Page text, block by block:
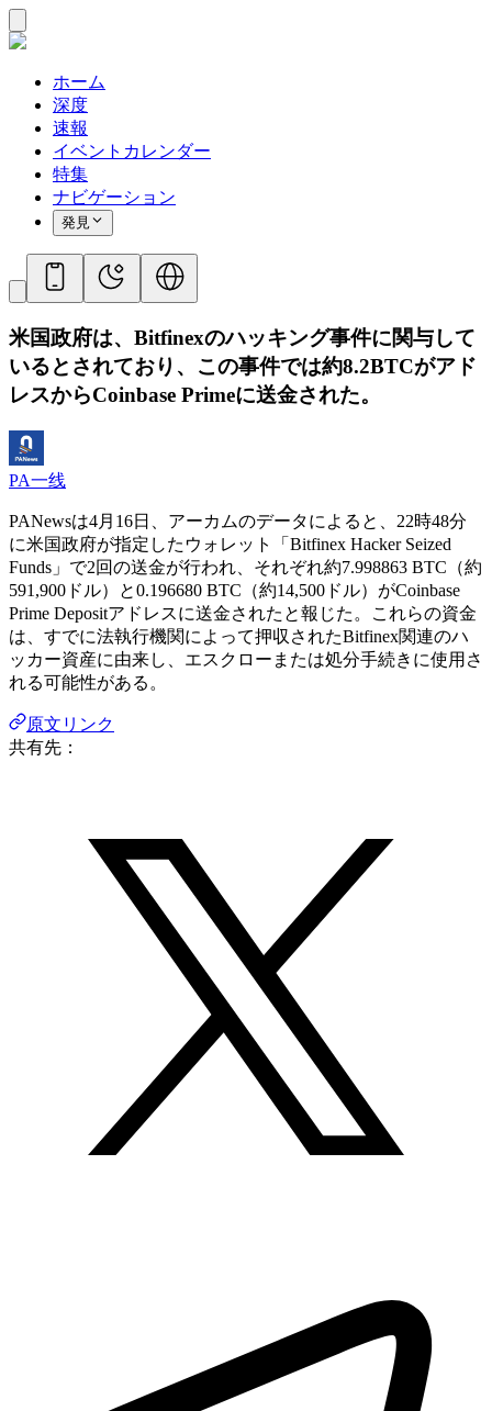
ホーム
深度
速報
イベントカレンダー
特集
ナビゲーション
発見
米国政府は、Bitfinexのハッキング事件に関与して
いるとされており、この事件では約8.2BTCがアド
レスからCoinbase Primeに送金された。
PA一线
PANewsは4月16日、アーカムのデータによると、22時48分
に米国政府が指定したウォレット「Bitfinex Hacker Seized
Funds」で2回の送金が行われ、それぞれ約7.998863 BTC（約
591,900ドル）と0.196680 BTC（約14,500ドル）がCoinbase
Prime Depositアドレスに送金されたと報じた。これらの資金
は、すでに法執行機関によって押収されたBitfinex関連のハ
ッカー資産に由来し、エスクローまたは処分手続きに使用さ
れる可能性がある。
原文リンク
共有先：